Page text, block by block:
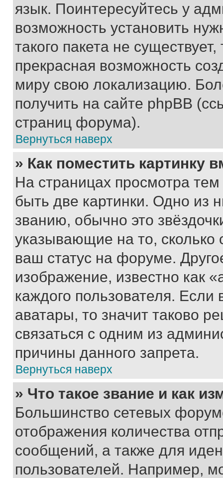
язык. Поинтересуйтесь у
возможность установить
такого пакета не
прекрасная возможность
миру свою локализацию.
получить на сайте phpBB
страниц форума).
Вернуться наверх
» Как поместить картинку
На страницах просмотра
быть две картинки. Одно из
званию, обычно это
указывающие на то,
ваш статус на форуме.
изображение, известно как
каждого пользователя.
аватары, то значит таково
связаться с одним из
причины данного запрета.
Вернуться наверх
» Что такое звание и как
Большинство сетевых
отображения количества
сообщений, а также для
пользователей. Например,